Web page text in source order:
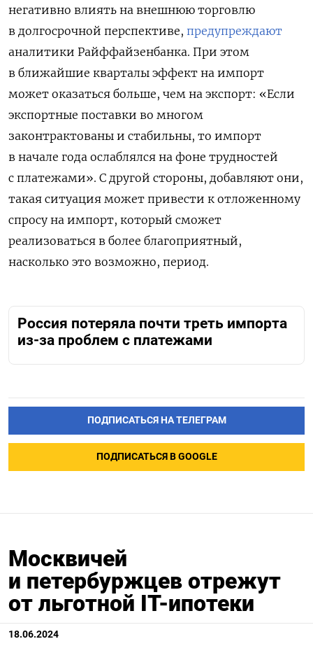
негативно влиять на внешнюю торговлю
в долгосрочной перспективе, предупреждают
аналитики Райффайзенбанка. При этом
в ближайшие кварталы эффект на импорт
может оказаться больше, чем на экспорт: «Если
экспортные поставки во многом
законтрактованы и стабильны, то импорт
в начале года ослаблялся на фоне трудностей
с платежами». С другой стороны, добавляют они,
такая ситуация может привести к отложенному
спросу на импорт, который сможет
реализоваться в более благоприятный,
насколько это возможно, период.
Россия потеряла почти треть импорта
из-за проблем с платежами
ПОДПИСАТЬСЯ НА ТЕЛЕГРАМ
ПОДПИСАТЬСЯ В GOOGLE
Москвичей
и петербуржцев отрежут
от льготной IT-ипотеки
18.06.2024